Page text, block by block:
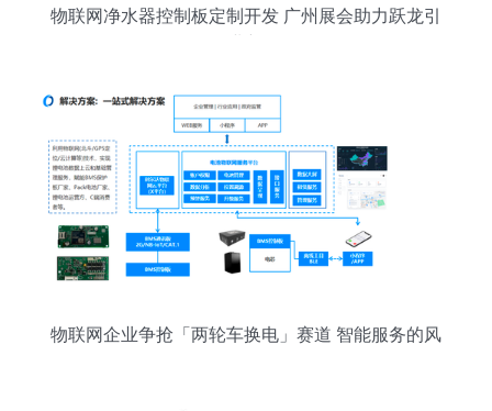
物联网净水器控制板定制开发 广州展会助力跃龙引
物联网企业争抢「两轮车换电」赛道 智能服务的风